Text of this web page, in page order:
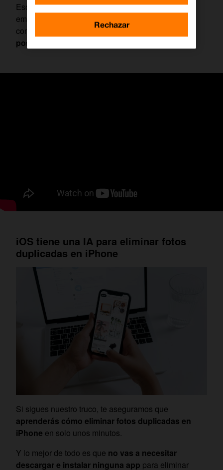
Eso sí, este tip solo funciona en dispositivos de la
empresa de la manzana, siempre y cuando tengan
como sistema operativoiOS 16 o una versión
posterior
iOS tiene una IA para eliminar fotos
duplicadas en iPhone
Si sigues nuestro truco, te aseguramos que
aprenderás cómo eliminar fotos duplicadas en
iPhone en solo unos minutos.
Y lo mejor de todo es que no vas a necesitar
descargar e instalar ninguna app para eliminar
Rechazar